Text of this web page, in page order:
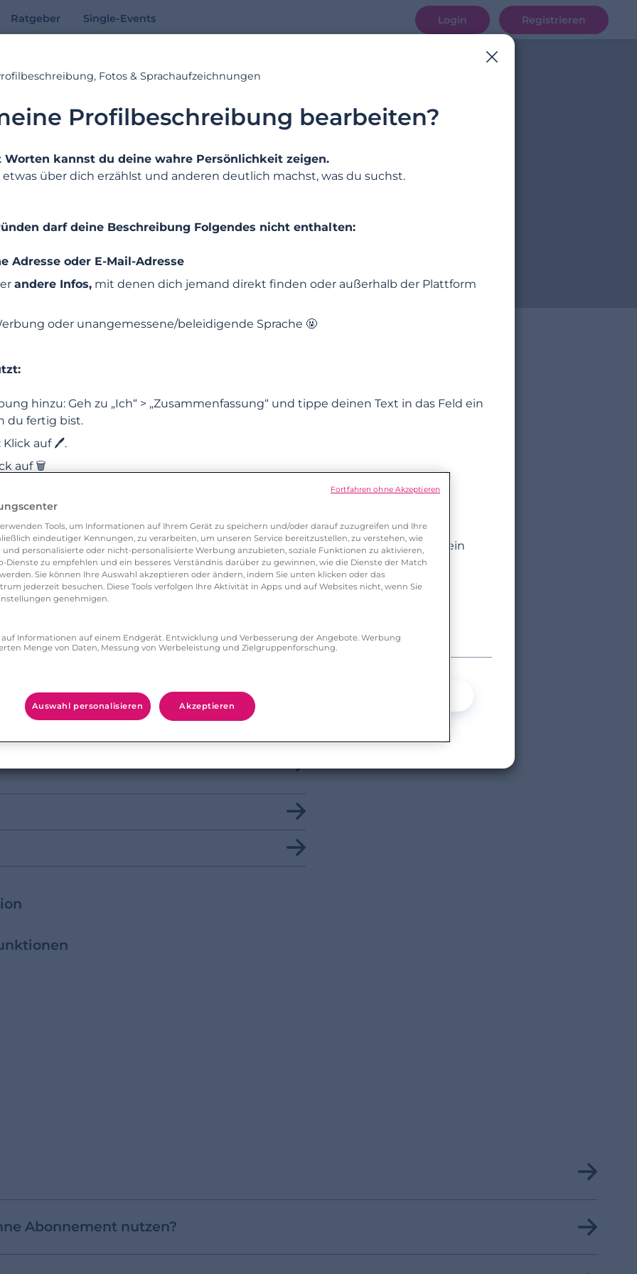
Ratgeber Single-Events Login Registrieren
Online-Hilfe
entfernt oder geändert?
Abonnement nutzen?
Fotos & Sprachaufzeichnungen
Profilbeschreibung bearbeiten?
kannst du deine wahre Persönlichkeit zeigen.
über dich erzählst und anderen deutlich machst, was du suchst.
darf deine Beschreibung Folgendes nicht enthalten:
Adresse oder E-Mail-Adresse
andere Infos, mit denen dich jemand direkt finden oder außerhalb der Plattform
oder unangemessene/beleidigende Sprache 🤬
hinzu: Geh zu „Ich“ > „Zusammenfassung“ und tippe deinen Text in das Feld ein
du fertig bist.
auf 🖊️.
auf 🗑️
oder die App nutzt:
auf Mein Profil > Mein Profil bearbeiten, gib deinen Text in die Box Erzähl ein
und bestätige mit Weiter.
auf „…“ > Ändern
„…“ > Löschen
Tools, um Informationen auf Ihrem Gerät zu speichern und/oder darauf zuzugreifen und Ihre
eindeutiger Kennungen, zu verarbeiten, um unseren Service bereitzustellen, zu verstehen, wie
personalisierte oder nicht-personalisierte Werbung anzubieten, soziale Funktionen zu aktivieren,
Dienste zu empfehlen und ein besseres Verständnis darüber zu gewinnen, wie die Dienste der Match
Sie können Ihre Auswahl akzeptieren oder ändern, indem Sie unten klicken oder das
jederzeit besuchen. Diese Tools verfolgen Ihre Aktivität in Apps und auf Websites nicht, wenn Sie
genehmigen.
Informationen auf einem Endgerät. Entwicklung und Verbesserung der Angebote. Werbung
Menge von Daten, Messung von Werbeleistung und Zielgruppenforschung.
Auswahl personalisieren Akzeptieren
Fortfahren ohne Akzeptieren